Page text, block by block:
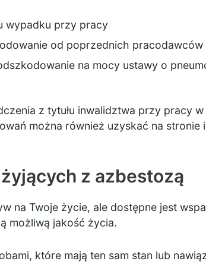
wypadku przy pracy
od poprzednich pracodawców
na mocy ustawy o
z tytułu inwalidztwa przy pracy w
można również uzyskać na stronie
z azbestozą
na Twoje życie, ale dostępne jest
możliwą jakość życia.
które mają ten sam stan lub